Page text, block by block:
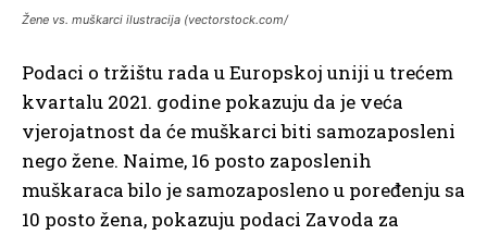
Žene vs. muškarci ilustracija (vectorstock.com/
Podaci o tržištu rada u Europskoj uniji u trećem
kvartalu 2021. godine pokazuju da je veća
vjerojatnost da će muškarci biti samozaposleni
nego žene. Naime, 16 posto zaposlenih
muškaraca bilo je samozaposleno u poređenju sa
10 posto žena, pokazuju podaci Zavoda za